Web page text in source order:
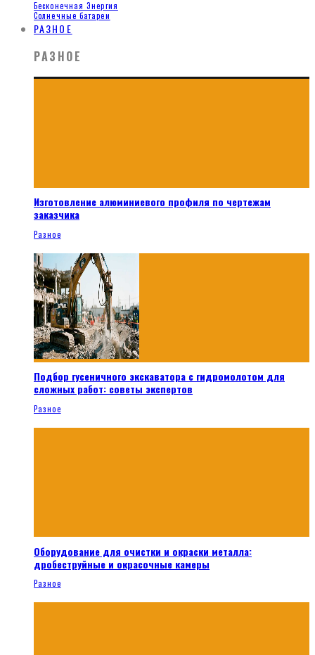
Бесконечная Энергия
Солнечные батареи
РАЗНОЕ
РАЗНОЕ
Изготовление алюминиевого профиля по чертежам
заказчика
Разное
Подбор гусеничного экскаватора с гидромолотом для
сложных работ: советы экспертов
Разное
Оборудование для очистки и окраски металла:
дробеструйные и окрасочные камеры
Разное